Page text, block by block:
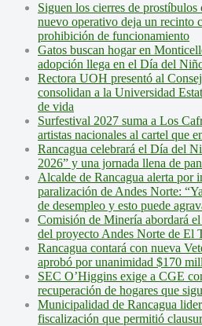
Siguen los cierres de prostíbulos
nuevo operativo deja un recinto
prohibición de funcionamiento
Gatos buscan hogar en
adopción llega en el Día del
Rectora UOH presentó al
consolidan a la Universidad
de vida
Surfestival 2027 suma a Los
artistas nacionales al cartel que
Rancagua celebrará el Día del
2026” y una jornada llena de
Alcalde de Rancagua alerta por
paralización de Andes Norte:
de desempleo y esto puede
Comisión de Minería abordará
del proyecto Andes Norte de El
Rancagua contará con nueva
aprobó por unanimidad $170
SEC O’Higgins exige a CGE
recuperación de hogares que
Municipalidad de Rancagua
fiscalización que permitió